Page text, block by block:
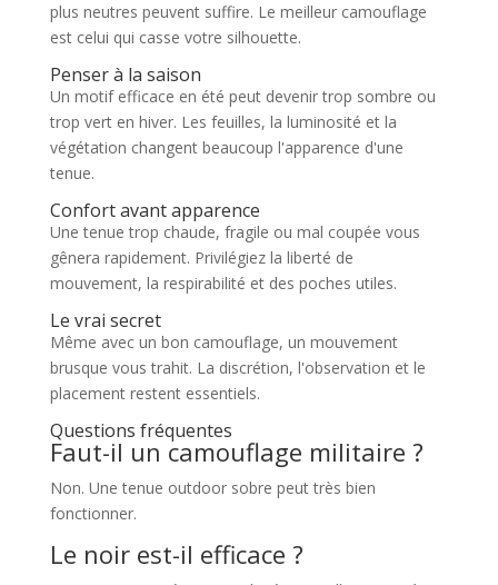
plus neutres peuvent suffire. Le meilleur camouflage
est celui qui casse votre silhouette.
Penser à la saison
Un motif efficace en été peut devenir trop sombre ou
trop vert en hiver. Les feuilles, la luminosité et la
végétation changent beaucoup l'apparence d'une
tenue.
Confort avant apparence
Une tenue trop chaude, fragile ou mal coupée vous
gênera rapidement. Privilégiez la liberté de
mouvement, la respirabilité et des poches utiles.
Le vrai secret
Même avec un bon camouflage, un mouvement
brusque vous trahit. La discrétion, l'observation et le
placement restent essentiels.
Questions fréquentes
Faut-il un camouflage militaire ?
Non. Une tenue outdoor sobre peut très bien
fonctionner.
Le noir est-il efficace ?